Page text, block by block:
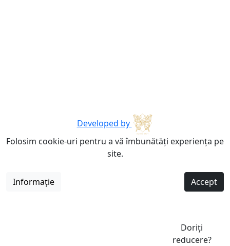
Developed by
Folosim cookie-uri pentru a vă îmbunătăți experiența pe
site.
Informație Accept
Doriți
reducere?